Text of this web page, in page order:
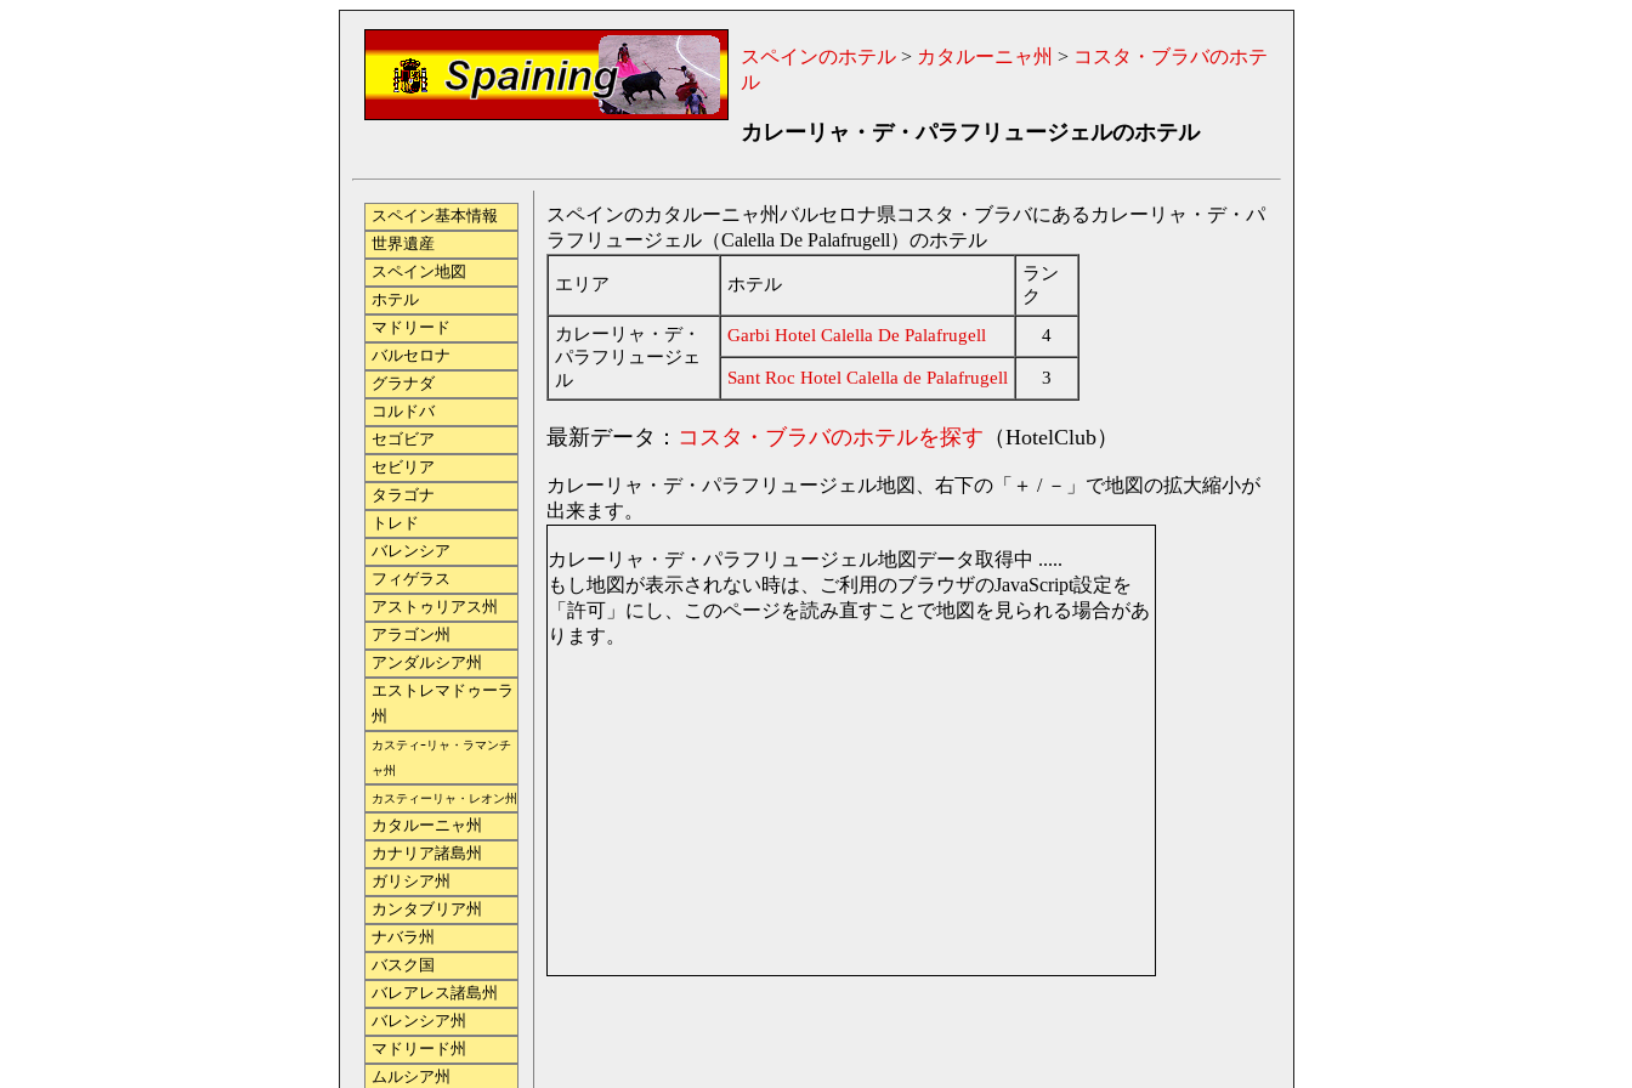
スペインのホテル> カタルーニャ州 > コスタ・ブラバのホテ
ル
カレーリャ・デ・パラフリュージェルのホテル
スペインのカタルーニャ州バルセロナ県コスタ・ブラバにあるカレーリャ・デ・パ
ラフリュージェル（Calella De Palafrugell）のホテル
エリア ホテル
ラン
ク
カレーリャ・デ・
パラフリュージェ
ル
Garbi Hotel Calella De Palafrugell 4
Sant Roc Hotel Calella de Palafrugell 3
最新データ： コスタ・ブラバのホテルを探す （HotelClub）
カレーリャ・デ・パラフリュージェル地図、右下の「＋ / －」で地図の拡大縮小が
出来ます。
カレーリャ・デ・パラフリュージェル地図データ取得中 .....
もし地図が表示されない時は、ご利用のブラウザのJavaScript設定を
「許可」にし、このページを読み直すことで地図を見られる場合があ
ります。
スペイン基本情報
世界遺産
スペイン地図
ホテル
マドリード
バルセロナ
グラナダ
コルドバ
セゴビア
セビリア
タラゴナ
トレド
バレンシア
フィゲラス
アストゥリアス州
アラゴン州
アンダルシア州
エストレマドゥーラ
州
カスティｰリャ・ラマンチ
ャ州
カスティーリャ・レオン州
カタルーニャ州
カナリア諸島州
ガリシア州
カンタブリア州
ナバラ州
バスク国
バレアレス諸島州
バレンシア州
マドリード州
ムルシア州